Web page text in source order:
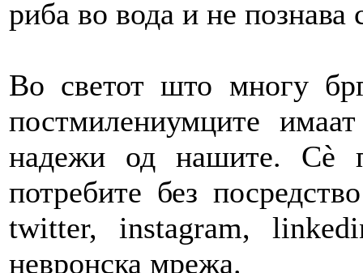
риба во вода и не познава
Во светот што многу
постмилениумците
надежи од нашите. Сè
потребите без
twitter, instagram,
невронска мрежа.